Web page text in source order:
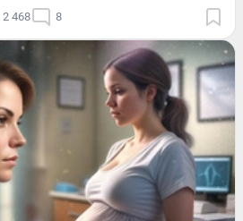
2 468 8